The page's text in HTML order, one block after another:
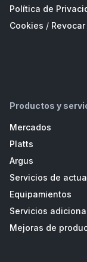
Política de
Cookies / Revocar
Productos y
Mercados
Platts
Argus
Servicios de
Equipamientos
Servicios
Mejoras de